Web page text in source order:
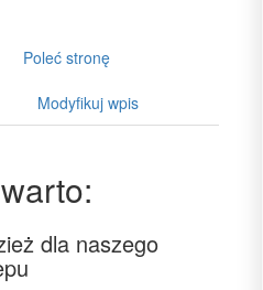
Poleć stronę
Modyfikuj wpis
dla naszego